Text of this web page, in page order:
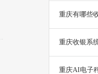
重庆有哪些
重庆收银系
重庆AI电子